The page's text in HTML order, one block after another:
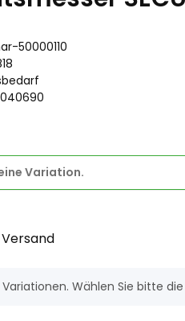
50000110
Variation.
Versand
Wählen Sie bitte